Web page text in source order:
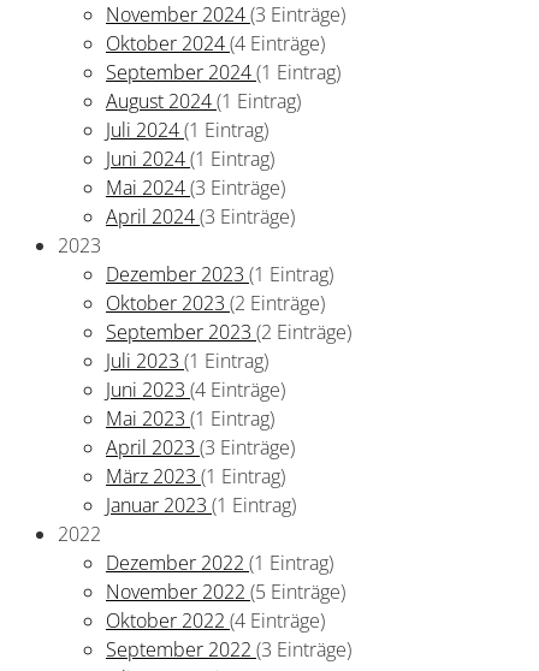
November 2024(3 Einträge)
Oktober 2024(4 Einträge)
September 2024(1 Eintrag)
August 2024(1 Eintrag)
Juli 2024(1 Eintrag)
Juni 2024(1 Eintrag)
Mai 2024(3 Einträge)
April 2024(3 Einträge)
2023
Dezember 2023 (1 Eintrag)
Oktober 2023 (2 Einträge)
September 2023 (2 Einträge)
Juli 2023 (1 Eintrag)
Juni 2023 (4 Einträge)
Mai 2023 (1 Eintrag)
April 2023 (3 Einträge)
März 2023 (1 Eintrag)
Januar 2023 (1 Eintrag)
2022
Dezember 2022 (1 Eintrag)
November 2022 (5 Einträge)
Oktober 2022 (4 Einträge)
September 2022 (3 Einträge)